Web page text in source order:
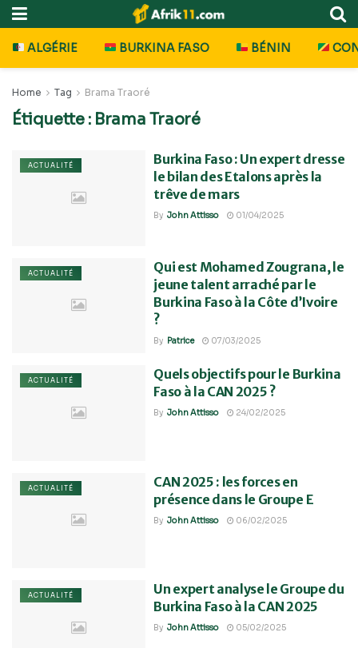
ALGÉRIE BURKINA FASO BÉNIN
Home Tag Brama Traoré
Étiquette : Brama Traoré
ACTUALITÉ
Burkina Faso : Un expert dresse
le bilan des Etalons après la
trêve de mars
By John Attisso 01/04/2025
ACTUALITÉ
Qui est Mohamed Zougrana, le
jeune talent arraché par le
Burkina Faso à la Côte d’Ivoire
?
By Patrice 07/03/2025
ACTUALITÉ
Quels objectifs pour le Burkina
Faso à la CAN 2025 ?
By John Attisso 24/02/2025
ACTUALITÉ
CAN 2025 : les forces en
présence dans le Groupe E
By John Attisso 06/02/2025
ACTUALITÉ
Un expert analyse le Groupe du
Burkina Faso à la CAN 2025
By John Attisso 05/02/2025